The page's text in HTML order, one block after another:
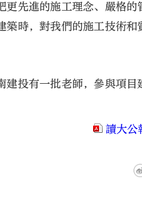
更先進的施工理念、嚴格的
時，對我們的施工技術和
建投有一批老師，參與項目
讀大公